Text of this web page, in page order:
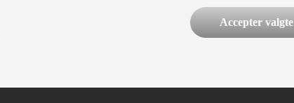
Accepter valgte